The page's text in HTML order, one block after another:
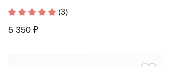
(3)
5 350 ₽